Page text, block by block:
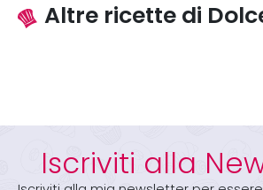
Altre ricette di
Iscriviti alla